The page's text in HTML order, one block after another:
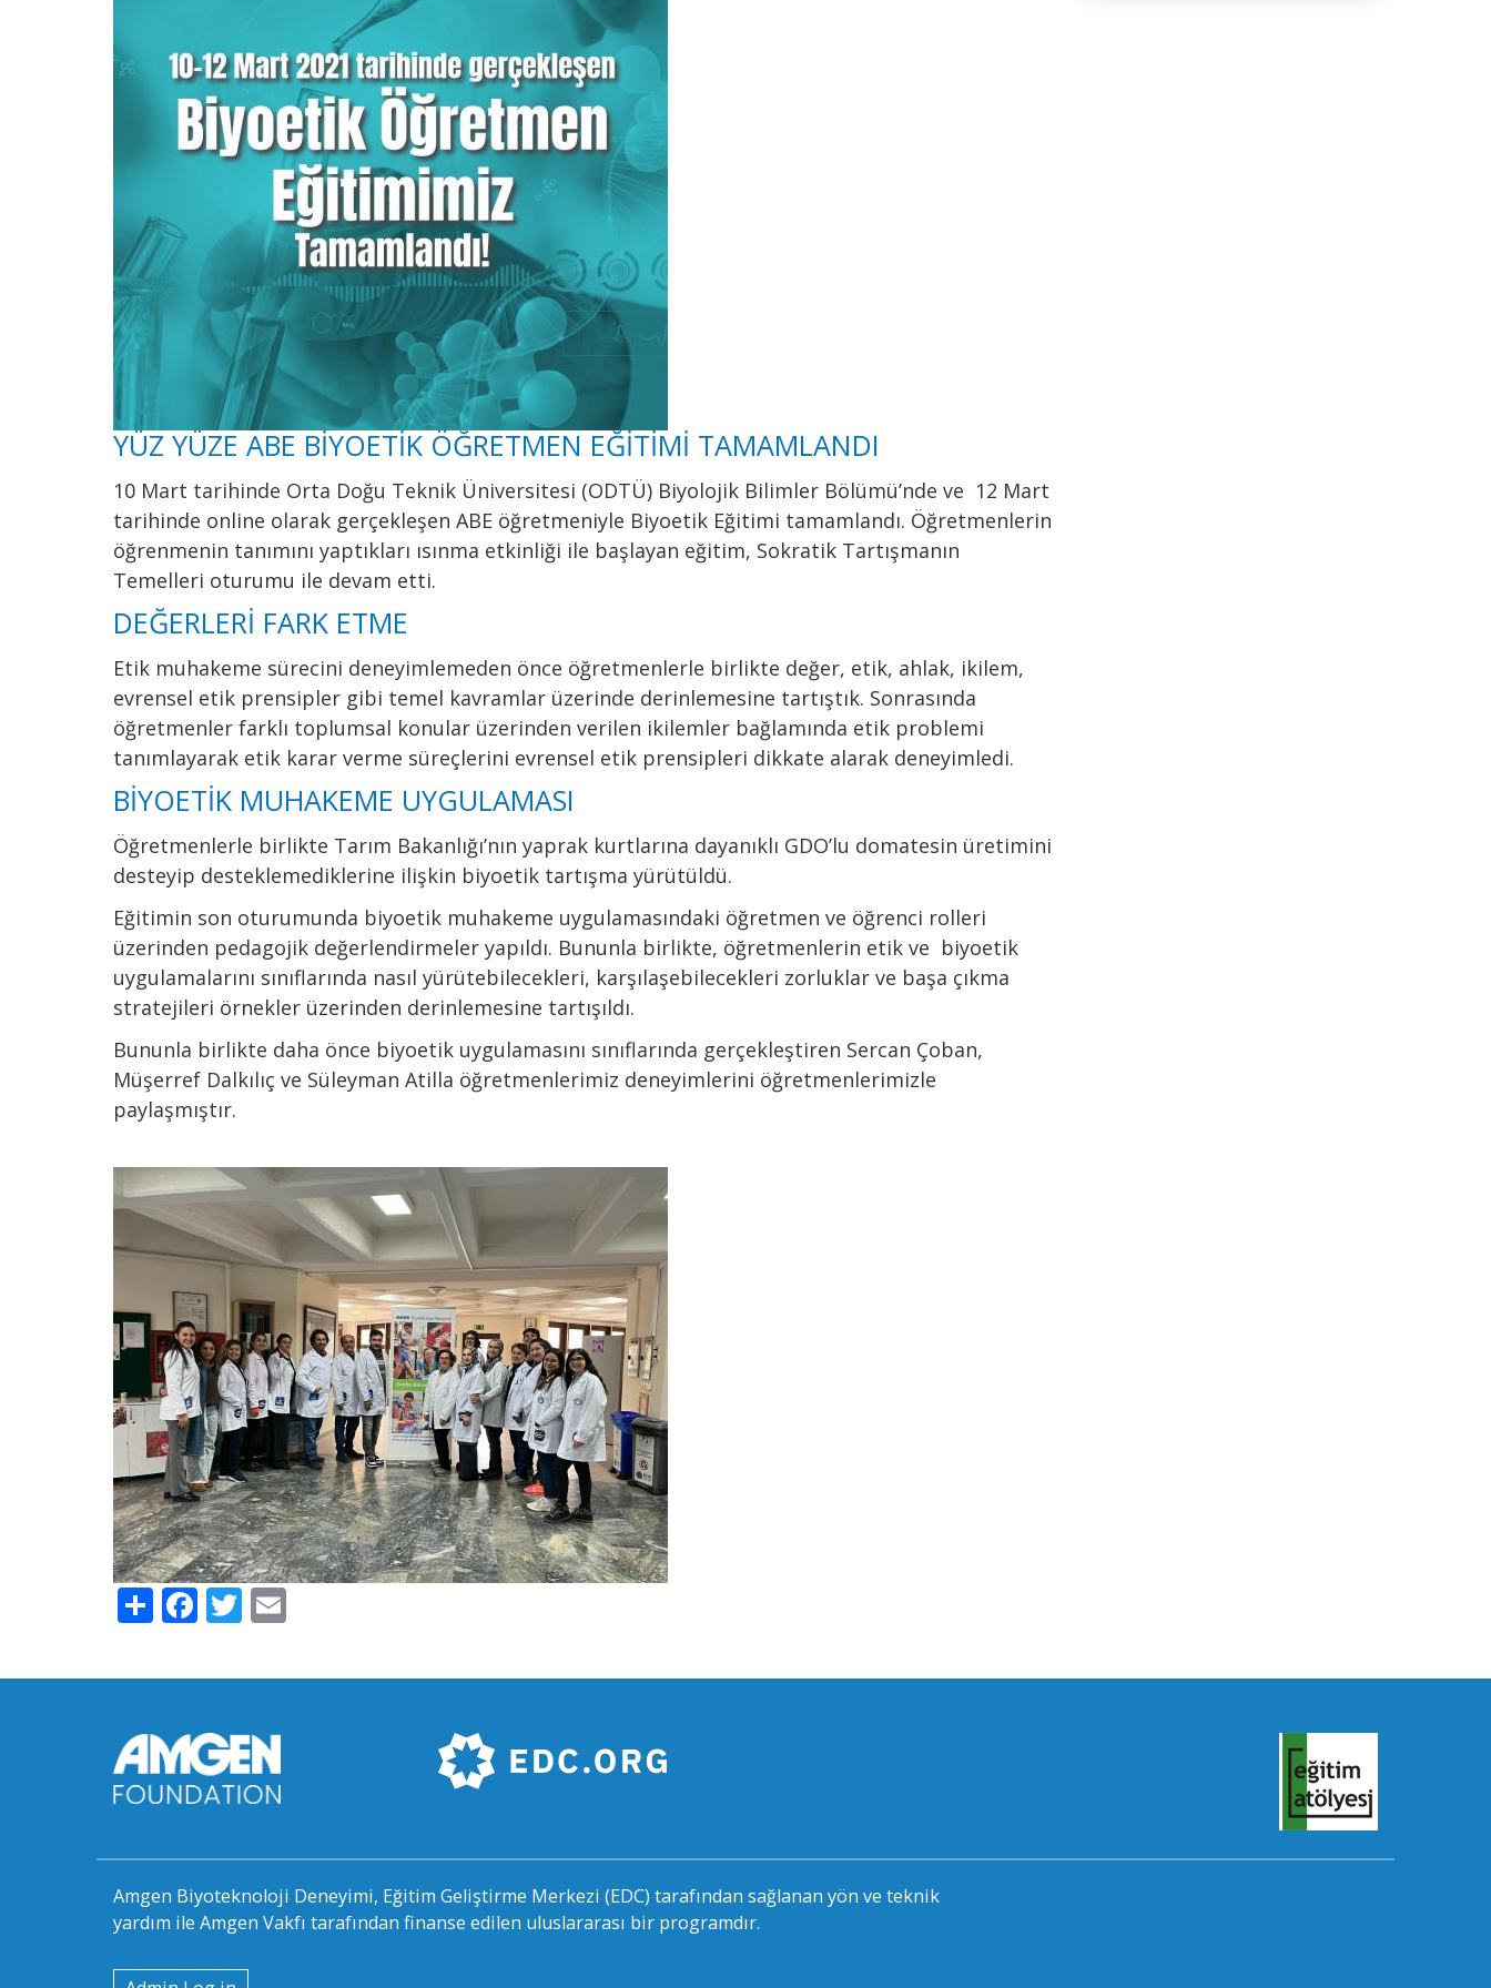
YÜZ YÜZE ABE BİYOETİK ÖĞRETMEN EĞİTİMİ TAMAMLANDI
10 Mart tarihinde Orta Doğu Teknik Üniversitesi (ODTÜ) Biyolojik Bilimler Bölümü’nde ve 12 Mart
tarihinde online olarak gerçekleşen ABE öğretmeniyle Biyoetik Eğitimi tamamlandı. Öğretmenlerin
öğrenmenin tanımını yaptıkları ısınma etkinliği ile başlayan eğitim, Sokratik Tartışmanın
Temelleri oturumu ile devam etti.
DEĞERLERİ FARK ETME
Etik muhakeme sürecini deneyimlemeden önce öğretmenlerle birlikte değer, etik, ahlak, ikilem,
evrensel etik prensipler gibi temel kavramlar üzerinde derinlemesine tartıştık. Sonrasında
öğretmenler farklı toplumsal konular üzerinden verilen ikilemler bağlamında etik problemi
tanımlayarak etik karar verme süreçlerini evrensel etik prensipleri dikkate alarak deneyimledi.
BİYOETİK MUHAKEME UYGULAMASI
Öğretmenlerle birlikte Tarım Bakanlığı’nın yaprak kurtlarına dayanıklı GDO’lu domatesin üretimini
desteyip desteklemediklerine ilişkin biyoetik tartışma yürütüldü.
Eğitimin son oturumunda biyoetik muhakeme uygulamasındaki öğretmen ve öğrenci rolleri
üzerinden pedagojik değerlendirmeler yapıldı. Bununla birlikte, öğretmenlerin etik ve biyoetik
uygulamalarını sınıflarında nasıl yürütebilecekleri, karşılaşebilecekleri zorluklar ve başa çıkma
stratejileri örnekler üzerinden derinlemesine tartışıldı.
Bununla birlikte daha önce biyoetik uygulamasını sınıflarında gerçekleştiren Sercan Çoban,
Müşerref Dalkılıç ve Süleyman Atilla öğretmenlerimiz deneyimlerini öğretmenlerimizle
paylaşmıştır.
ShareFacebook
Twitter
Amgen Biyoteknoloji Deneyimi, Eğitim Geliştirme Merkezi (EDC) tarafından sağlanan yön ve teknik
yardım ile Amgen Vakfı tarafından finanse edilen uluslararası bir programdır.